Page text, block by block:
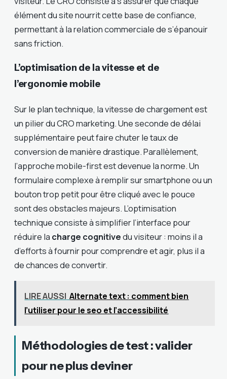
élément du site nourrit cette base de confiance,
permettant à la relation commerciale de s’épanouir
sans friction.
L’optimisation de la vitesse et de
l’ergonomie mobile
Sur le plan technique, la vitesse de chargement est
un pilier du CRO marketing. Une seconde de délai
supplémentaire peut faire chuter le taux de
conversion de manière drastique. Parallèlement,
l’approche mobile-first est devenue la norme. Un
formulaire complexe à remplir sur smartphone ou un
bouton trop petit pour être cliqué avec le pouce
sont des obstacles majeurs. L’optimisation
technique consiste à simplifier l’interface pour
réduire la charge cognitivedu visiteur : moins il a
d’efforts à fournir pour comprendre et agir, plus il a
de chances de convertir.
LIRE AUSSI Alternate text : comment bien
l’utiliser pour le seo et l’accessibilité
Méthodologies de test : valider
pour ne plus deviner